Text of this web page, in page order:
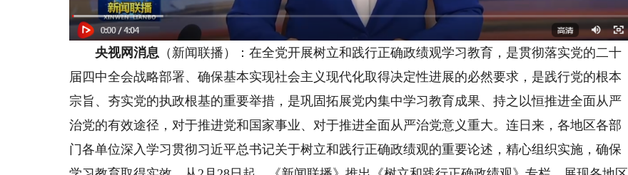
央视网消息 （新闻联播）：在全党开展树立和践行正确政绩观学习教育，是贯彻落实党的二十
届四中全会战略部署、确保基本实现社会主义现代化取得决定性进展的必然要求，是践行党的根本
宗旨、夯实党的执政根基的重要举措，是巩固拓展党内集中学习教育成果、持之以恒推进全面从严
治党的有效途径，对于推进党和国家事业、对于推进全面从严治党意义重大。连日来，各地区各部
门各单位深入学习贯彻习近平总书记关于树立和践行正确政绩观的重要论述，精心组织实施，确保